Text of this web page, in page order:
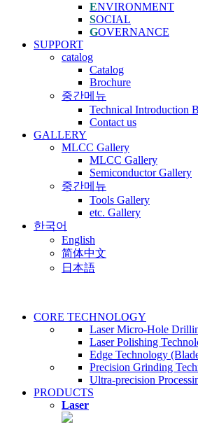
ENVIRONMENT
SOCIAL
GOVERNANCE
SUPPORT
catalog
Catalog
Brochure
중간메뉴
Technical Introduction
Contact us
GALLERY
MLCC Gallery
MLCC Gallery
Semiconductor Gallery
중간메뉴
Tools Gallery
etc. Gallery
한국어
English
简体中文
日本語
CORE TECHNOLOGY
Laser Micro-Hole
Laser Polishing
Edge Technology
Precision Grinding
Ultra-precision
PRODUCTS
Laser